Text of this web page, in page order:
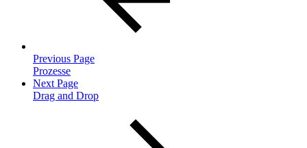
Previous Page
Prozesse
Next Page
Drag and Drop